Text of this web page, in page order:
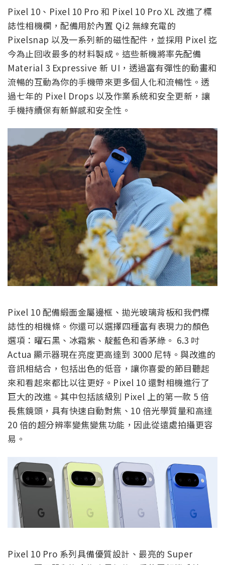
Pixel 10、Pixel 10 Pro 和 Pixel 10 Pro XL 改進了標
誌性相機欄，配備用於內置 Qi2 無線充電的
Pixelsnap 以及一系列新的磁性配件，並採用 Pixel 迄
今為止回收最多的材料製成。這些新機將率先配備
Material 3 Expressive 新 UI，透過富有彈性的動畫和
流暢的互動為你的手機帶來更多個人化和流暢性。透
過七年的 Pixel Drops 以及作業系統和安全更新，讓
手機持續保有新鮮感和安全性。
Pixel 10 配備緞面金屬邊框、拋光玻璃背板和我們標
誌性的相機條。你還可以選擇四種富有表現力的顏色
選項：曜石黑、冰霜紫、靛藍色和香茅綠。 6.3 吋
Actua 顯示器現在亮度更高達到 3000 尼特。與改進的
音訊相結合，包括出色的低音，讓你喜愛的節目聽起
來和看起來都比以往更好。Pixel 10 還對相機進行了
巨大的改進。其中包括該級別 Pixel 上的第一款 5 倍
長焦鏡頭，具有快速自動對焦、10 倍光學質量和高達
20 倍的超分辨率變焦變焦功能，因此從遠處拍攝更容
易。
Pixel 10 Pro 系列具備優質設計、最亮的 Super